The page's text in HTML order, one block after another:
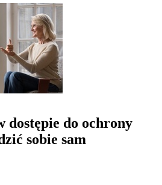
dostępie do ochrony
sobie sam